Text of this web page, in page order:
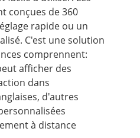
conçues de 360
rapide ou un
C'est une solution
comprennent:
afficher des
dans
d'autres
à distance